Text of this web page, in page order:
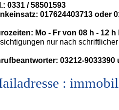
0331 / 58501593
017624403713 oder
Mo - Fr von 08 h - 12
nur nach
03212-9033390
: